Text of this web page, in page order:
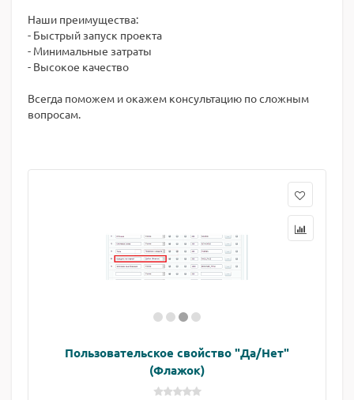
Наши преимущества:
- Быстрый запуск проекта
- Минимальные затраты
- Высокое качество
Всегда поможем и окажем консультацию по сложным
вопросам.
Пользовательское свойство "Да/Нет"
(Флажок)